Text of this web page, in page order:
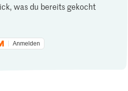
was du bereits gekocht
Anmelden